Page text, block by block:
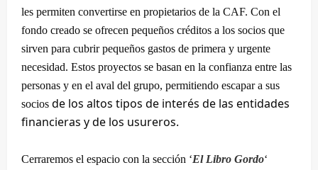
les permiten convertirse en propietarios de la CAF. Con el
fondo creado se ofrecen pequeños créditos a los socios que
sirven para cubrir pequeños gastos de primera y urgente
necesidad. Estos proyectos se basan en la confianza entre las
personas y en el aval del grupo, permitiendo escapar a sus
socios de los altos tipos de interés de las entidades
financieras y de los usureros.
Cerraremos el espacio con la sección ‘El Libro Gordo‘